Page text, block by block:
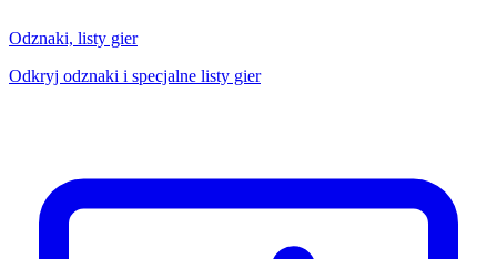
Odznaki, listy gier
Odkryj odznaki i specjalne listy gier